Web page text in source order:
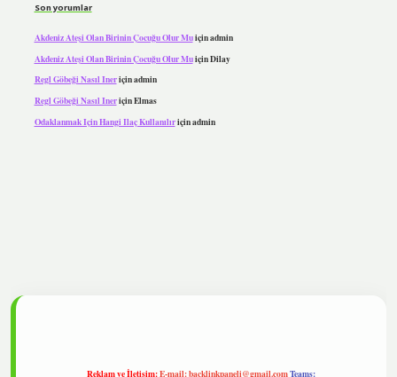
Son yorumlar
Akdeniz Ateşi Olan Birinin Çocuğu Olur Muiçinadmin
Akdeniz Ateşi Olan Birinin Çocuğu Olur MuiçinDilay
Regl Göbeği Nasıl Ineriçinadmin
Regl Göbeği Nasıl IneriçinElmas
Odaklanmak Için Hangi Ilaç Kullanılıriçinadmin
Reklam ve İletişim:E-mail:backlinkpaneli@gmail.comTeams: